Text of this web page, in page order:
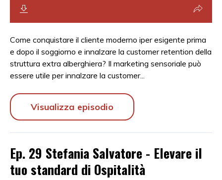
Come conquistare il cliente moderno iper esigente prima
e dopo il soggiorno e innalzare la customer retention della
struttura extra alberghiera? Il marketing sensoriale può
essere utile per innalzare la customer...
Visualizza episodio
Ep. 29 Stefania Salvatore - Elevare il
tuo standard di Ospitalità